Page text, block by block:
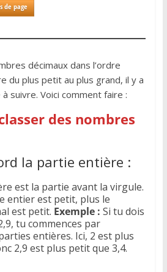
de page
décimaux dans l’ordre
du plus petit au plus grand, il y a
suivre. Voici comment faire :
des nombres
la partie entière :
est la partie avant la virgule.
entier est petit, plus le
est petit. Exemple : Si tu dois
tu commences par
entières. Ici, 2 est plus
2,9 est plus petit que 3,4.